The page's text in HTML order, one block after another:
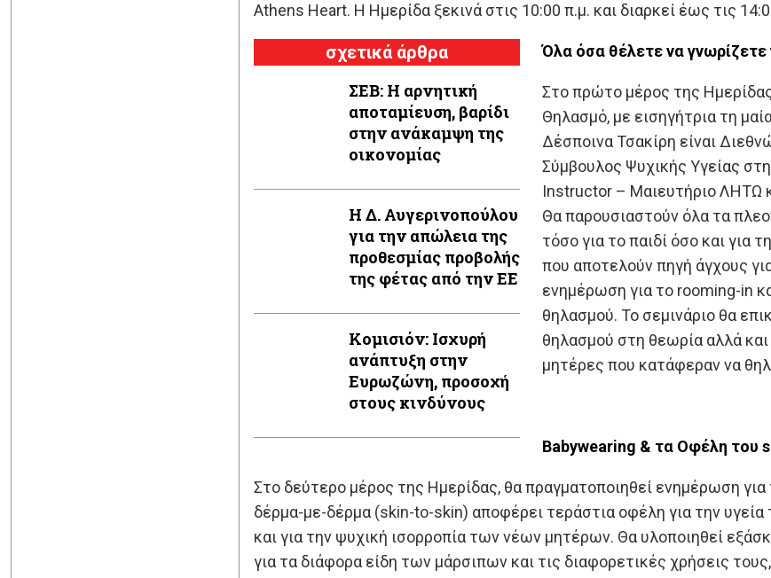
Athens Heart. Η Ημερίδα ξεκινά στις 10:00 π.μ. και διαρκεί έως τις
σχετικά άρθρα
ΣΕΒ: Η αρνητική
αποταμίευση, βαρίδι
στην ανάκαμψη της
οικονομίας
Η Δ. Αυγερινοπούλου
για την απώλεια της
προθεσμίας προβολής
της φέτας από την ΕΕ
Κομισιόν: Ισχυρή
ανάπτυξη στην
Ευρωζώνη, προσοχή
στους κινδύνους
Όλα όσα θέλετε να
Στο πρώτο μέρος της
Θηλασμό, με εισηγήτρια τη
Δέσποινα Τσακίρη είναι
Σύμβουλος Ψυχικής Υγείας
Instructor – Μαιευτήριο ΛΗΤΩ
Θα παρουσιαστούν όλα τα
τόσο για το παιδί όσο και
που αποτελούν πηγή άγχους
ενημέρωση για το rooming-in
θηλασμού. Το σεμινάριο θα
θηλασμού στη θεωρία αλλά και
μητέρες που κατάφεραν να
Babywearing & τα Οφέλη του
Στο δεύτερο μέρος της Ημερίδας, θα πραγματοποιηθεί ενημέρωση
δέρμα-με-δέρμα (skin-to-skin) αποφέρει τεράστια οφέλη για την
και για την ψυχική ισορροπία των νέων μητέρων. Θα υλοποιηθεί
για τα διάφορα είδη των μάρσιπων και τις διαφορετικές χρήσεις